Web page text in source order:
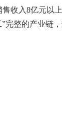
收入8亿元以
的产业链，